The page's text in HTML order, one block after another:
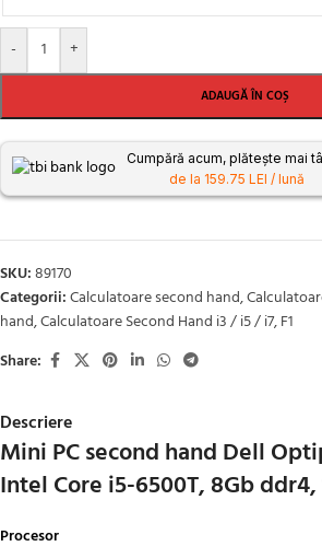
- +
ADAUGĂ ÎN COȘ
Cumpără acum, plătește mai
de la 159.75 LEI / lună
SKU:89170
Categorii:Calculatoare second hand,
hand,Calculatoare Second Hand i3 / i5 / i7,F1
Share:
Descriere
Mini PC second hand Dell
Intel Core i5-6500T, 8Gb ddr4,
Procesor